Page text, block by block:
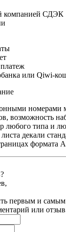
компанией СДЭК
или Qiwi-
номерами
возможность
любого типа и
декали
формата
первым и
или